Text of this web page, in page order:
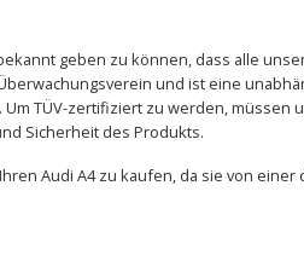
geben zu können, dass alle
und ist eine
TÜV-zertifiziert zu werden, müssen
Sicherheit des Produkts.
Audi A4 zu kaufen, da sie von